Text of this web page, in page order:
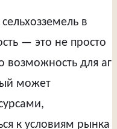
в
— это не просто
возможность для аг
может
к условиям рынка